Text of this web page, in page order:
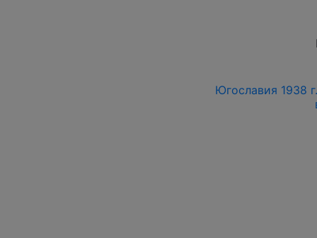
Югославия 1938